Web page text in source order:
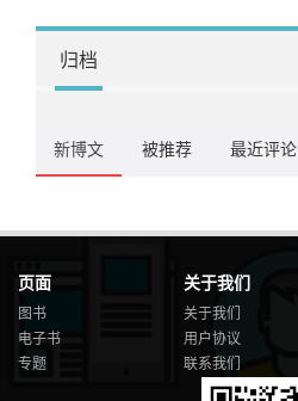
归档
新博文 被推荐 最近评论
页面
图书
电子书
专题
关于我们
关于我们
用户协议
联系我们